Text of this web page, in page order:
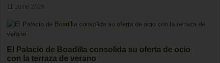
11 Junio 2026
El Palacio de Boadilla consolida su oferta de ocio
con la terraza de verano